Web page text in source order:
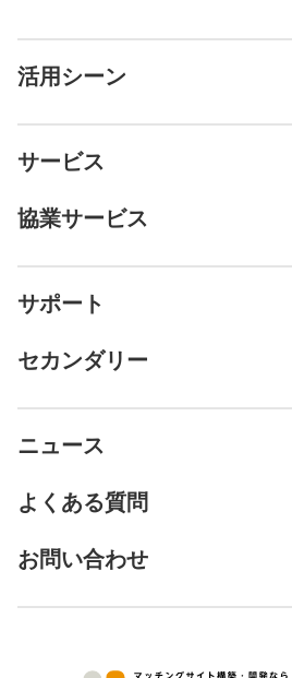
活用シーン
サービス
協業サービス
サポート
セカンダリー
ニュース
よくある質問
お問い合わせ